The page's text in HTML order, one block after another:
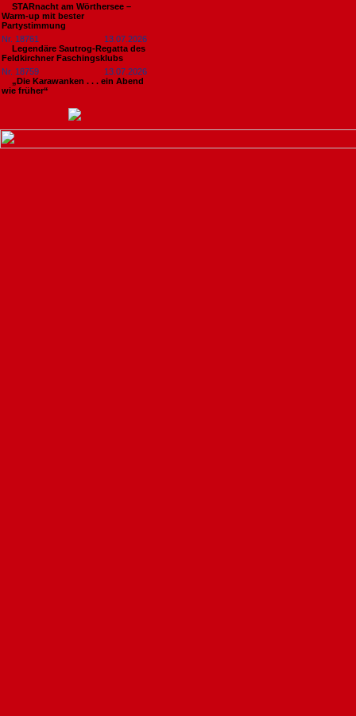
STARnacht am Wörthersee –
Warm-up mit bester
Partystimmung
Nr. 18761
13.07.2026
Legendäre Sautrog-Regatta des
Feldkirchner Faschingsklubs
Nr. 18759
13.07.2026
„Die Karawanken . . . ein Abend
wie früher“